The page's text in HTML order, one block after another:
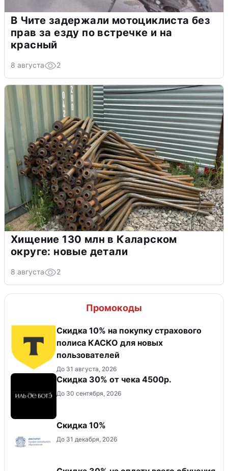
В Чите задержали мотоциклиста без
прав за езду по встречке и на
красный
8 августа 2
Хищение 130 млн в Каларском
округе: новые детали
8 августа 2
Промокоды
Скидка 10% на покупку страхового
полиса КАСКО для новых
пользователей
До 31 августа, 2026
Скидка 30% от чека 4500р.
До 30 сентября, 2026
Скидка 10%
До 31 декабря, 2026